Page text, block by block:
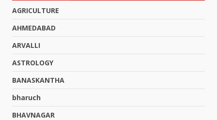
AGRICULTURE
AHMEDABAD
ARVALLI
ASTROLOGY
BANASKANTHA
bharuch
BHAVNAGAR